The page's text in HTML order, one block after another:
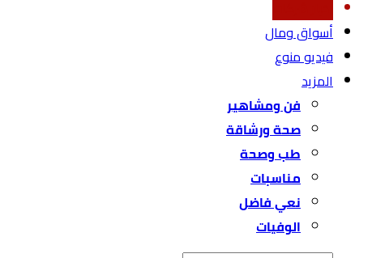
أسواق ومال
فيديو منوع
المزيد
فن ومشاهير
صحة ورشاقة
طب وصحة
مناسبات
نعي فاضل
الوفيات